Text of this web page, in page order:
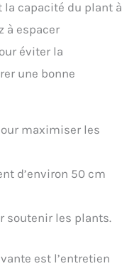
la capacité du plant à
à espacer
éviter la
une bonne
maximiser les
d’environ 50 cm
soutenir les plants.
est l’entretien